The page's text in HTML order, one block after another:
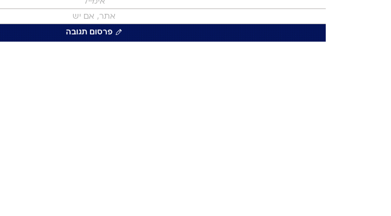
פרסום תגובה